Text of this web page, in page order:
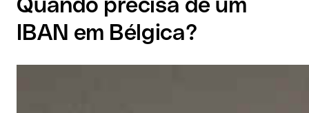
IBAN em Bélgica?